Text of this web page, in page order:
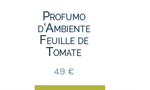
Profumo
d’Ambiente
Feuille de
Tomate
49 €